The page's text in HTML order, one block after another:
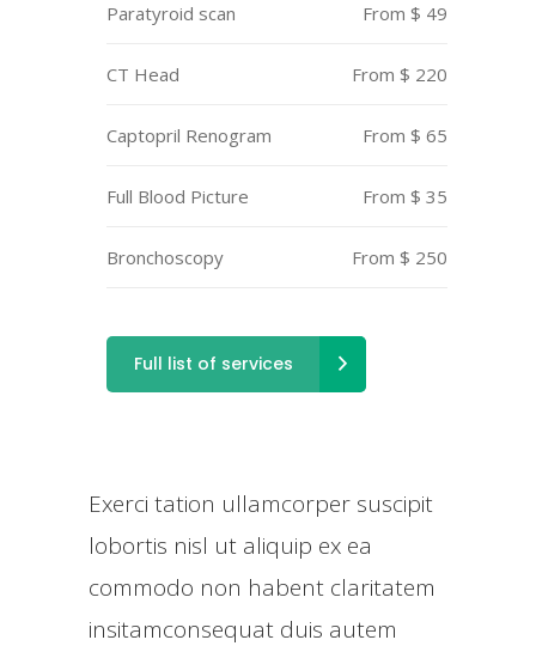
Paratyroid scan From $ 49
CT Head From $ 220
Captopril Renogram From $ 65
Full Blood Picture From $ 35
Bronchoscopy From $ 250
Full list of services
Exerci tation ullamcorper suscipit
lobortis nisl ut aliquip ex ea
commodo non habent claritatem
insitamconsequat duis autem